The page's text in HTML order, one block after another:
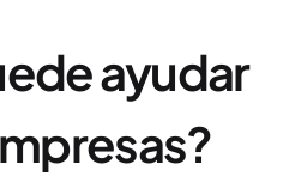
ayudar